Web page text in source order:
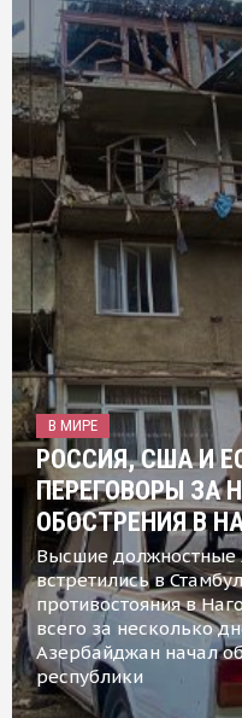
В МИРЕ
РОССИЯ, США И
ПЕРЕГОВОРЫ ЗА
ОБОСТРЕНИЯ В
Высшие должностные
встретились в
противостояния в
всего за несколько
Азербайджан начал
республики